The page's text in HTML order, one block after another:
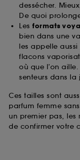
dessécher.
De quoi
Les formats
bien dans une
les appelle aussi
flacons
où que l’on
senteurs dans la
Ces tailles sont
parfum femme
un premier pas, les
de confirmer votre